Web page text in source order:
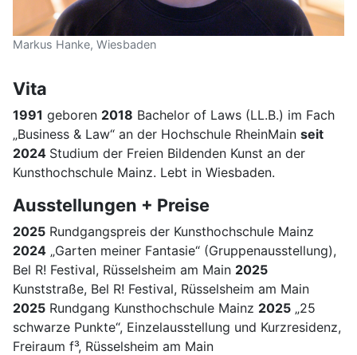
Markus Hanke, Wiesbaden
Vita
1991 geboren 2018 Bachelor of Laws (LL.B.) im Fach
„Business & Law“ an der Hochschule RheinMain seit
2024 Studium der Freien Bildenden Kunst an der
Kunsthochschule Mainz. Lebt in Wiesbaden.
Ausstellungen + Preise
2025 Rundgangspreis der Kunsthochschule Mainz
2024 „Garten meiner Fantasie“ (Gruppenausstellung),
Bel R! Festival, Rüsselsheim am Main 2025
Kunststraße, Bel R! Festival, Rüsselsheim am Main
2025 Rundgang Kunsthochschule Mainz 2025 „25
schwarze Punkte“, Einzelausstellung und Kurzresidenz,
Freiraum f³, Rüsselsheim am Main